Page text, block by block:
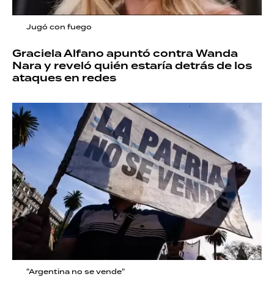
Jugó con fuego
Graciela Alfano apuntó contra Wanda
Nara y reveló quién estaría detrás de los
ataques en redes
"Argentina no se vende"